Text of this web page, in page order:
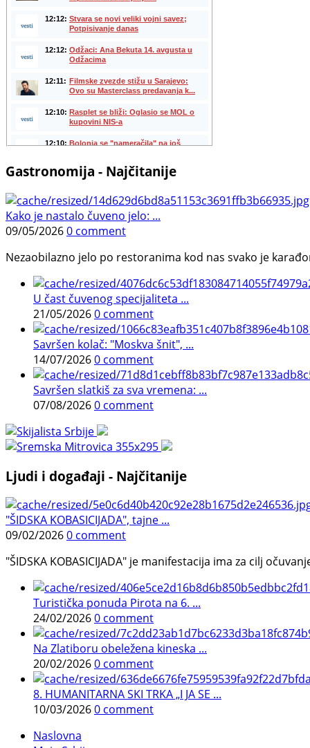
Gastronomija - Najčitanije
Kako je nastalo čuveno jelo: ...
09/05/20260 comment
Nezaobilazno jelo po restoranima kod nas svako je
U čast čuvenog specijaliteta ...
21/05/20260 comment
Savršen kolač: "Moskva šnit", ...
14/07/20260 comment
Savršen slatkiš za sva vremena: ...
07/08/20260 comment
Ljudi i događaji - Najčitanije
"ŠIDSKA KOBASICIJADA", tajne ...
09/02/20260 comment
"ŠIDSKA KOBASICIJADA" je manifestacija ima za cilj
Turistička ponuda Pirota na 6. ...
24/02/20260 comment
Na Zlatiboru obeležena kineska ...
20/02/20260 comment
8. HUMANITARNA SKI TRKA „I JA SE ...
10/03/20260 comment
Naslovna